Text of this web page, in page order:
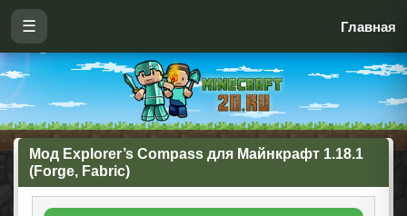
☰ Главная
Мод Explorer’s Compass для Майнкрафт 1.18.1
(Forge, Fabric)